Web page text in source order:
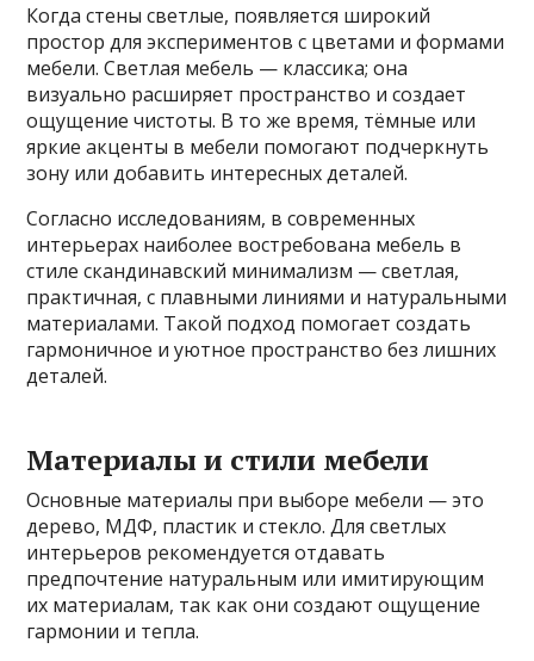
Когда стены светлые, появляется широкий
простор для экспериментов с цветами и формами
мебели. Светлая мебель — классика; она
визуально расширяет пространство и создает
ощущение чистоты. В то же время, тёмные или
яркие акценты в мебели помогают подчеркнуть
зону или добавить интересных деталей.
Согласно исследованиям, в современных
интерьерах наиболее востребована мебель в
стиле скандинавский минимализм — светлая,
практичная, с плавными линиями и натуральными
материалами. Такой подход помогает создать
гармоничное и уютное пространство без лишних
деталей.
Материалы и стили мебели
Основные материалы при выборе мебели — это
дерево, МДФ, пластик и стекло. Для светлых
интерьеров рекомендуется отдавать
предпочтение натуральным или имитирующим
их материалам, так как они создают ощущение
гармонии и тепла.